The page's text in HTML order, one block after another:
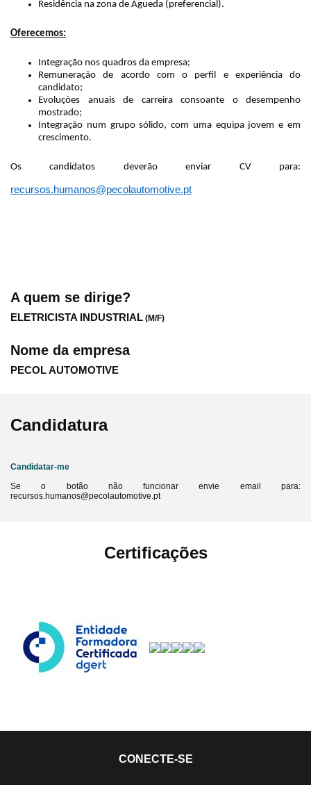
Residência na zona de Águeda (preferencial).
Oferecemos:
Integração nos quadros da empresa;
Remuneração de acordo com o perfil e experiência do
candidato;
Evoluções anuais de carreira consoante o desempenho
mostrado;
Integração num grupo sólido, com uma equipa jovem e em
crescimento.
Os candidatos deverão enviar CV para:
recursos.humanos@pecolautomotive.pt
A quem se dirige?
ELETRICISTA INDUSTRIAL (M/F)
Nome da empresa
PECOL AUTOMOTIVE
Candidatura
Candidatar-me
Se o botão não funcionar envie email para:
recursos.humanos@pecolautomotive.pt
Certificações
CONECTE-SE